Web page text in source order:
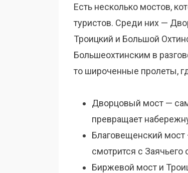
Есть несколько мостов,
туристов. Среди них —
Троицкий и Большой
Большеохтинским в
то широченные пролеты,
Дворцовый мост —
превращает
Благовещенский мост
смотрится с Заячьего
Биржевой мост и